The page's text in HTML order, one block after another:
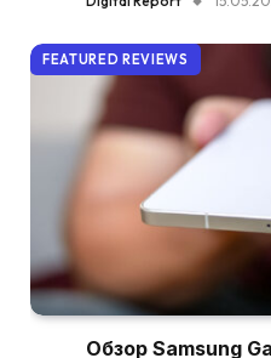
FEATURED REVIEWS
Обзор Samsung